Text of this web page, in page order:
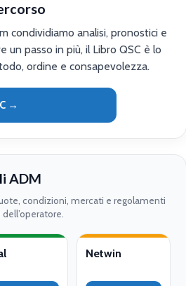
condividiamo analisi, pronostici e
passo in più, il Libro QSC è lo
ordine e consapevolezza.
→
ADM
condizioni, mercati e regolamenti
Netwin